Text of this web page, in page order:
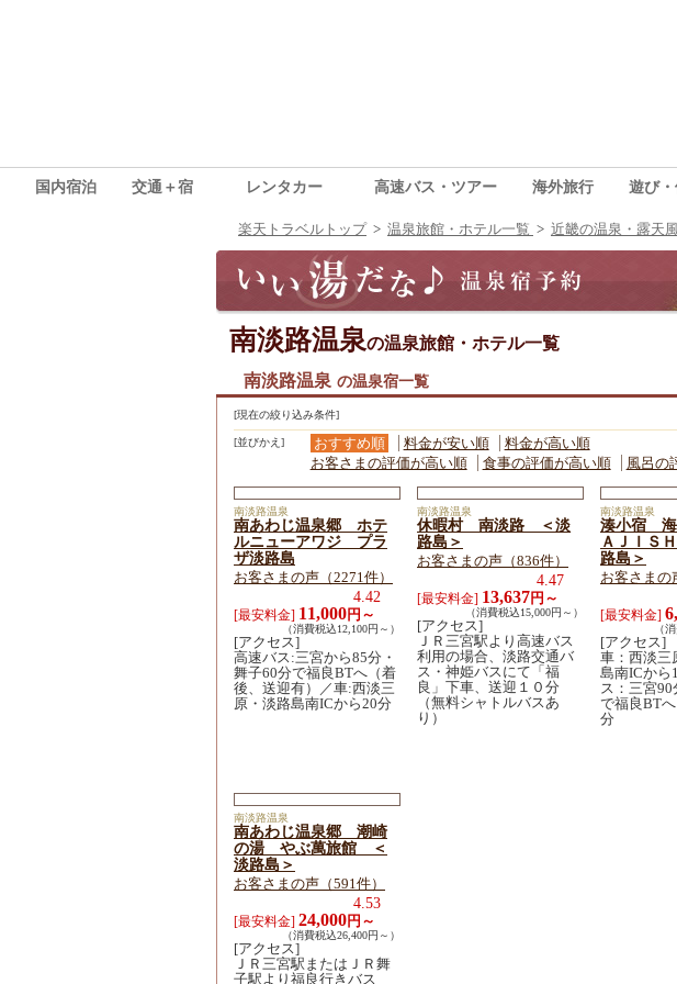
国内宿泊 交通＋宿 レンタカー 高速バス・ツアー 海外旅行 遊び
楽天トラベルトップ> 温泉旅館・ホテル一覧 > 近畿の温泉・露天
南淡路温泉の温泉旅館・ホテル一覧
南淡路温泉 の温泉宿一覧
[現在の絞り込み条件]
[並びかえ] おすすめ順 料金が安い順
料金が高い順
お客さまの評価が高い順
食事の評価が高い順 風呂の
南淡路温泉
南あわじ温泉郷 ホテ
ルニューアワジ プラ
ザ淡路島
お客さまの声（2271件）
4.42
[最安料金] 11,000円～
（消費税込12,100円～）
[アクセス]
高速バス:三宮から85分・
舞子60分で福良BTへ（着
後、送迎有）／車:西淡三
原・淡路島南ICから20分
南淡路温泉
休暇村 南淡路 ＜淡
路島＞
お客さまの声（836件）
4.47
[最安料金] 13,637円～
（消費税込15,000円～）
[アクセス]
ＪＲ三宮駅より高速バス
利用の場合、淡路交通バ
ス・神姫バスにて「福
良」下車、送迎１０分
（無料シャトルバスあ
り）
南淡路温泉
湊小宿 海
ＡＪＩＳ
路島＞
お客さまの
[最安料金]
（
[アクセス]
車：西淡三
島南ICから
ス：三宮90
で福良BT
分
南淡路温泉
南あわじ温泉郷 潮崎
の湯 やぶ萬旅館 ＜
淡路島＞
お客さまの声（591件）
4.53
[最安料金] 24,000円～
（消費税込26,400円～）
[アクセス]
ＪＲ三宮駅またはＪＲ舞
子駅より福良行きバス